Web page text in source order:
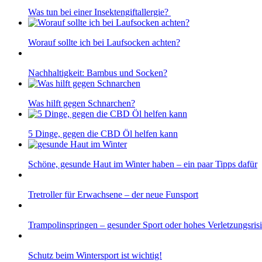
Was tun bei einer Insektengiftallergie?
Worauf sollte ich bei Laufsocken achten?
Nachhaltigkeit: Bambus und Socken?
Was hilft gegen Schnarchen?
5 Dinge, gegen die CBD Öl helfen kann
Schöne, gesunde Haut im Winter haben – ein paar Tipps dafür
Tretroller für Erwachsene – der neue Funsport
Trampolinspringen – gesunder Sport oder hohes
Schutz beim Wintersport ist wichtig!